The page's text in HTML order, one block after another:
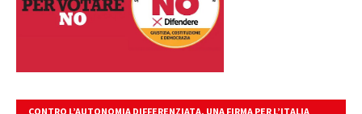
CONTRO L’AUTONOMIA DIFFERENZIATA. UNA FIRMA PER L’ITALIA